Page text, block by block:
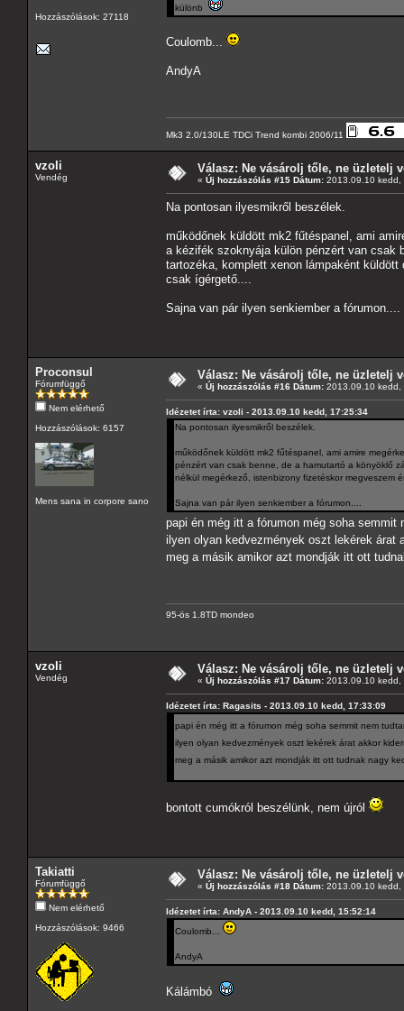
Hozzászólások: 27118
különb
Coulomb...
AndyA
Mk3 2.0/130LE TDCi Trend kombi 2006/11
vzoli
Vendég
Válasz: Ne vásárolj tőle, ne üzletelj
« Új hozzászólás #15 Dátum: 2013.09.10 kedd,
Na pontosan ilyesmikről beszélek.
működőnek küldött mk2 fűtéspanel, ami
a kézifék szoknyája külön pénzért van csak
tartozéka, komplett xenon lámpaként
csak ígérgető....
Sajna van pár ilyen senkiember a fórumon....
Proconsul
Fórumfüggő
Nem elérhető
Hozzászólások: 6157
Mens sana in corpore sano
Válasz: Ne vásárolj tőle, ne üzletelj
« Új hozzászólás #16 Dátum: 2013.09.10 kedd,
Idézetet írta: vzoli - 2013.09.10 kedd, 17:25:34
Na pontosan ilyesmikről beszélek.
működőnek küldött mk2 fűtéspanel, ami amire
pénzért van csak benne, de a hamutartó a könyöklő
nélkül megérkező, istenbizony fizetéskor megveszem
Sajna van pár ilyen senkiember a fórumon....
papi én még itt a fórumon még soha
ilyen olyan kedvezmények oszt lekérek
meg a másik amikor azt mondják itt ott
95-ös 1.8TD mondeo
vzoli
Vendég
Válasz: Ne vásárolj tőle, ne üzletelj
« Új hozzászólás #17 Dátum: 2013.09.10 kedd,
Idézetet írta: Ragasits - 2013.09.10 kedd, 17:33:09
papi én még itt a fórumon még soha semmit nem
ilyen olyan kedvezmények oszt lekérek árat akkor
meg a másik amikor azt mondják itt ott tudnak nagy
bontott cumókról beszélünk, nem újról
Takiatti
Fórumfüggő
Nem elérhető
Hozzászólások: 9466
Válasz: Ne vásárolj tőle, ne üzletelj
« Új hozzászólás #18 Dátum: 2013.09.10 kedd,
Idézetet írta: AndyA - 2013.09.10 kedd, 15:52:14
Coulomb...
AndyA
Kálámbó